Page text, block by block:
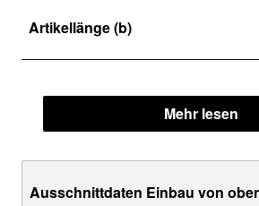
Artikellänge (b)
Mehr lesen
Ausschnittdaten Einbau von